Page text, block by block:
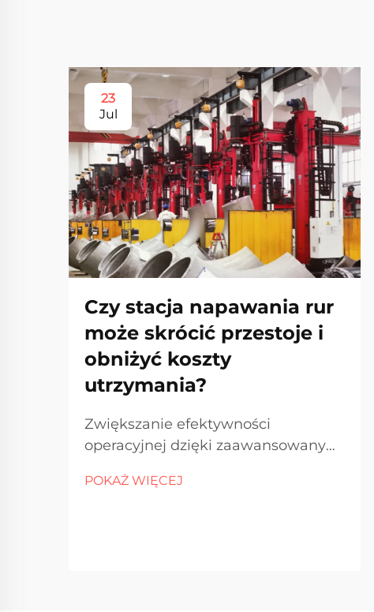
23
Jul
Czy stacja napawania rur
może skrócić przestoje i
obniżyć koszty
utrzymania?
Zwiększanie efektywności
operacyjnej dzięki zaawansowanym
dzisiejszych wymagających
POKAŻ WIĘCEJ